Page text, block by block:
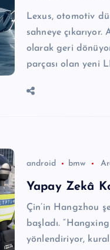
Lexus, otomotiv
sahneye
olarak geri
parçası olan yeni
android bmw
Yapay Zekâ
Çin’in Hangzhou
başladı.
yönlendiriyor,